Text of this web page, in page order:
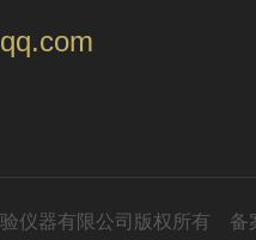
仪器有限公司版权所有 备